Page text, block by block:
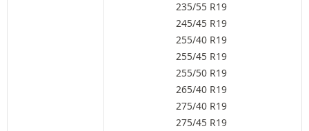
235/55 R19
245/45 R19
255/40 R19
255/45 R19
255/50 R19
265/40 R19
275/40 R19
275/45 R19